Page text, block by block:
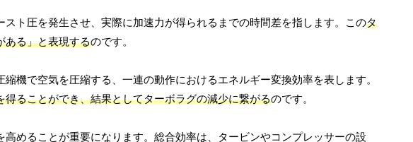
ト圧を発生させ、実際に加速力が得られるまでの時間差を指します。このタ
ある」と表現するのです。
機で空気を圧縮する、一連の動作におけるエネルギー変換効率を表します。
ることができ、結果としてターボラグの減少に繋がるのです。
めることが重要になります。総合効率は、タービンやコンプレッサーの設